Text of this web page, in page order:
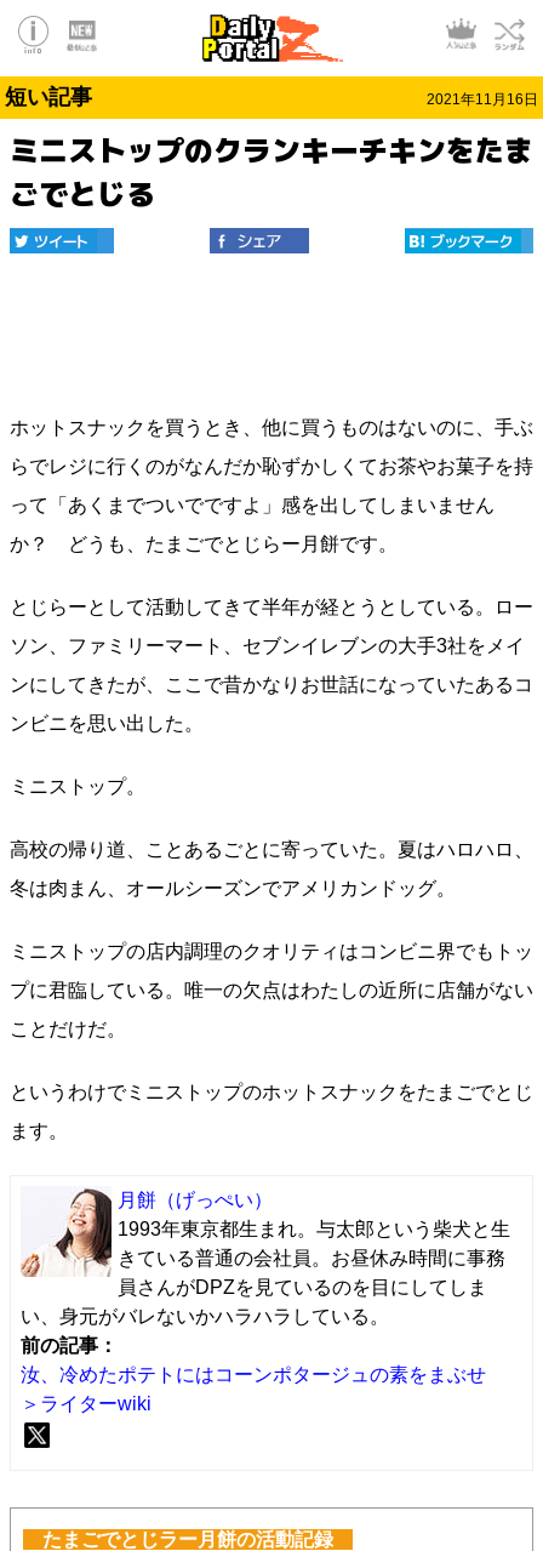
短い記事 2021年11月16日
ミニストップのクランキーチキンをたま
ごでとじる
ホットスナックを買うとき、他に買うものはないのに、手ぶ
らでレジに行くのがなんだか恥ずかしくてお茶やお菓子を持
って「あくまでついでですよ」感を出してしまいません
か？ どうも、たまごでとじらー月餅です。
とじらーとして活動してきて半年が経とうとしている。ロー
ソン、ファミリーマート、セブンイレブンの大手3社をメイ
ンにしてきたが、ここで昔かなりお世話になっていたあるコ
ンビニを思い出した。
ミニストップ。
高校の帰り道、ことあるごとに寄っていた。夏はハロハロ、
冬は肉まん、オールシーズンでアメリカンドッグ。
ミニストップの店内調理のクオリティはコンビニ界でもトッ
プに君臨している。唯一の欠点はわたしの近所に店舗がない
ことだけだ。
というわけでミニストップのホットスナックをたまごでとじ
ます。
月餅 （げっぺい）
1993年東京都生まれ。与太郎という柴犬と生
きている普通の会社員。お昼休み時間に事務
員さんがDPZを見ているのを目にしてしま
い、身元がバレないかハラハラしている。
前の記事：
汝、冷めたポテトにはコーンポタージュの素をまぶせ
＞ライターwiki
たまごでとじラー月餅の活動記録